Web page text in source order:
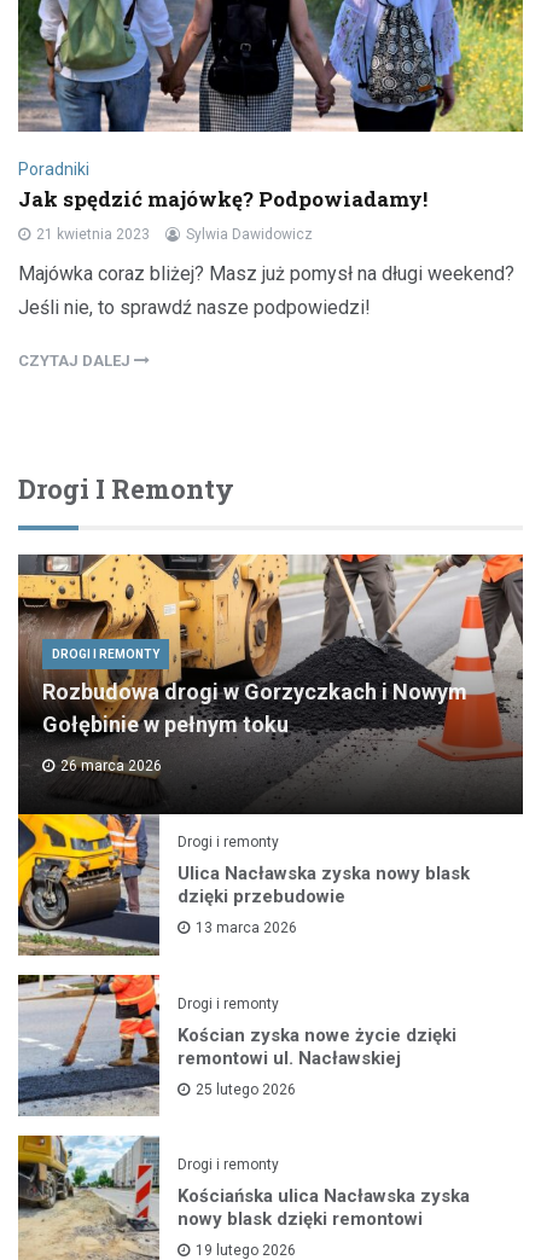
Poradniki
Jak spędzić majówkę? Podpowiadamy!
21 kwietnia 2023 Sylwia Dawidowicz
Majówka coraz bliżej? Masz już pomysł na długi weekend?
Jeśli nie, to sprawdź nasze podpowiedzi!
CZYTAJ DALEJ
Drogi I Remonty
DROGI I REMONTY
Rozbudowa drogi w Gorzyczkach i Nowym
Gołębinie w pełnym toku
26 marca 2026
Drogi i remonty
Ulica Nacławska zyska nowy blask
dzięki przebudowie
13 marca 2026
Drogi i remonty
Kościan zyska nowe życie dzięki
remontowi ul. Nacławskiej
25 lutego 2026
Drogi i remonty
Kościańska ulica Nacławska zyska
nowy blask dzięki remontowi
19 lutego 2026